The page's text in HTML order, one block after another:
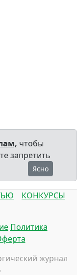
чтобы
запретить
Ясно
КОНКУРСЫ
Политика
журнал